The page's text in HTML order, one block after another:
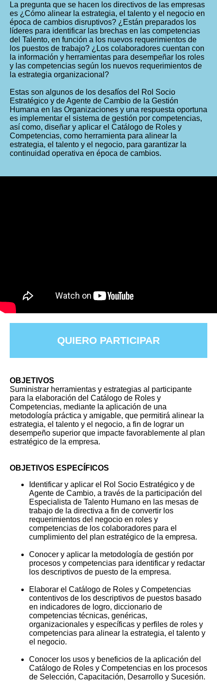
La pregunta que se hacen los directivos de las empresas
es ¿Cómo alinear la estrategia, el talento y el negocio en
época de cambios disruptivos? ¿Están preparados los
líderes para identificar las brechas en las competencias
del Talento, en función a los nuevos requerimientos de
los puestos de trabajo? ¿Los colaboradores cuentan con
la información y herramientas para desempeñar los roles
y las competencias según los nuevos requerimientos de
la estrategia organizacional?
Estas son algunos de los desafíos del Rol Socio
Estratégico y de Agente de Cambio de la Gestión
Humana en las Organizaciones y una respuesta oportuna
es implementar el sistema de gestión por competencias,
así como, diseñar y aplicar el Catálogo de Roles y
Competencias, como herramienta para alinear la
estrategia, el talento y el negocio, para garantizar la
continuidad operativa en época de cambios.
QUIERO PARTICIPAR
OBJETIVOS
Suministrar herramientas y estrategias al participante
para la elaboración del Catálogo de Roles y
Competencias, mediante la aplicación de una
metodología práctica y amigable, que permitirá alinear la
estrategia, el talento y el negocio, a fin de lograr un
desempeño superior que impacte favorablemente al plan
estratégico de la empresa.
OBJETIVOS ESPECÍFICOS
Identificar y aplicar el Rol Socio Estratégico y de
Agente de Cambio, a través de la participación del
Especialista de Talento Humano en las mesas de
trabajo de la directiva a fin de convertir los
requerimientos del negocio en roles y
competencias de los colaboradores para el
cumplimiento del plan estratégico de la empresa.
Conocer y aplicar la metodología de gestión por
procesos y competencias para identificar y redactar
los descriptivos de puesto de la empresa.
Elaborar el Catálogo de Roles y Competencias
contentivos de los descriptivos de puestos basado
en indicadores de logro, diccionario de
competencias técnicas, genéricas,
organizacionales y específicas y perfiles de roles y
competencias para alinear la estrategia, el talento y
el negocio.
Conocer los usos y beneficios de la aplicación del
Catálogo de Roles y Competencias en los procesos
de Selección, Capacitación, Desarrollo y Sucesión.